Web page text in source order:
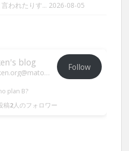
われたりす... 2026-08-05
blog
@matoken.org@matoken.org
Follow
plan B?
稿2人のフォロワー